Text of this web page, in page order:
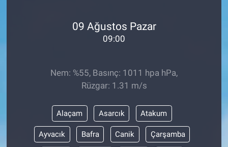
09 Ağustos Pazar
09:00
Nem: %55, Basınç: 1011 hpa hPa,
Rüzgar: 1.31 m/s
Alaçam Asarcık Atakum
Ayvacık Bafra Canik Çarşamba